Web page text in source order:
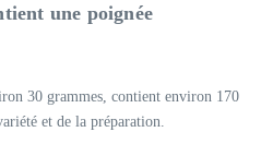
une poignée
30 grammes, contient environ 170
et de la préparation.